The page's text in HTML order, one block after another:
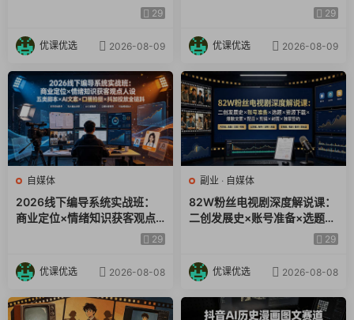
29
优课优选 2026-08-09
配音×剪辑×2天开精选×7天通
29
优课优选 2026-08-09
自媒体
2026线下编导系统实战班：
商业定位×情绪知识获客观点
人设五类脚本×AI文案×口播拍
29
优课优选 2026-08-08
副业 · 自媒体
82W粉丝电视剧深度解说课：
二创发展史×账号准备×选题×
资源下载×爆款文案×配音×剪29
优课优选 2026-08-08